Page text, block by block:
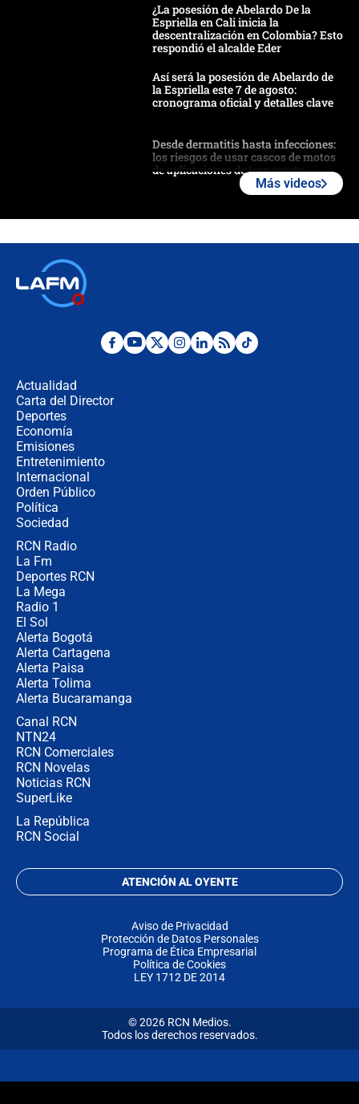
¿La posesión de Abelardo De la
Espriella en Cali inicia la
descentralización en Colombia? Esto
respondió el alcalde Eder
Así será la posesión de Abelardo de
la Espriella este 7 de agosto:
cronograma oficial y detalles clave
Desde dermatitis hasta infecciones:
los riesgos de usar cascos de motos
de aplicaciones de transporte
Posesión de Abelardo De La Espriella
Más videos
Actualidad
Carta del Director
Deportes
Economía
Emisiones
Entretenimiento
Internacional
Orden Público
Política
Sociedad
RCN Radio
La Fm
Deportes RCN
La Mega
Radio 1
El Sol
Alerta Bogotá
Alerta Cartagena
Alerta Paisa
Alerta Tolima
Alerta Bucaramanga
Canal RCN
NTN24
RCN Comerciales
RCN Novelas
Noticias RCN
SuperLike
La República
RCN Social
ATENCIÓN AL OYENTE
Aviso de Privacidad
Protección de Datos Personales
Programa de Ética Empresarial
Política de Cookies
LEY 1712 DE 2014
© 2026 RCN Medios.
Todos los derechos reservados.